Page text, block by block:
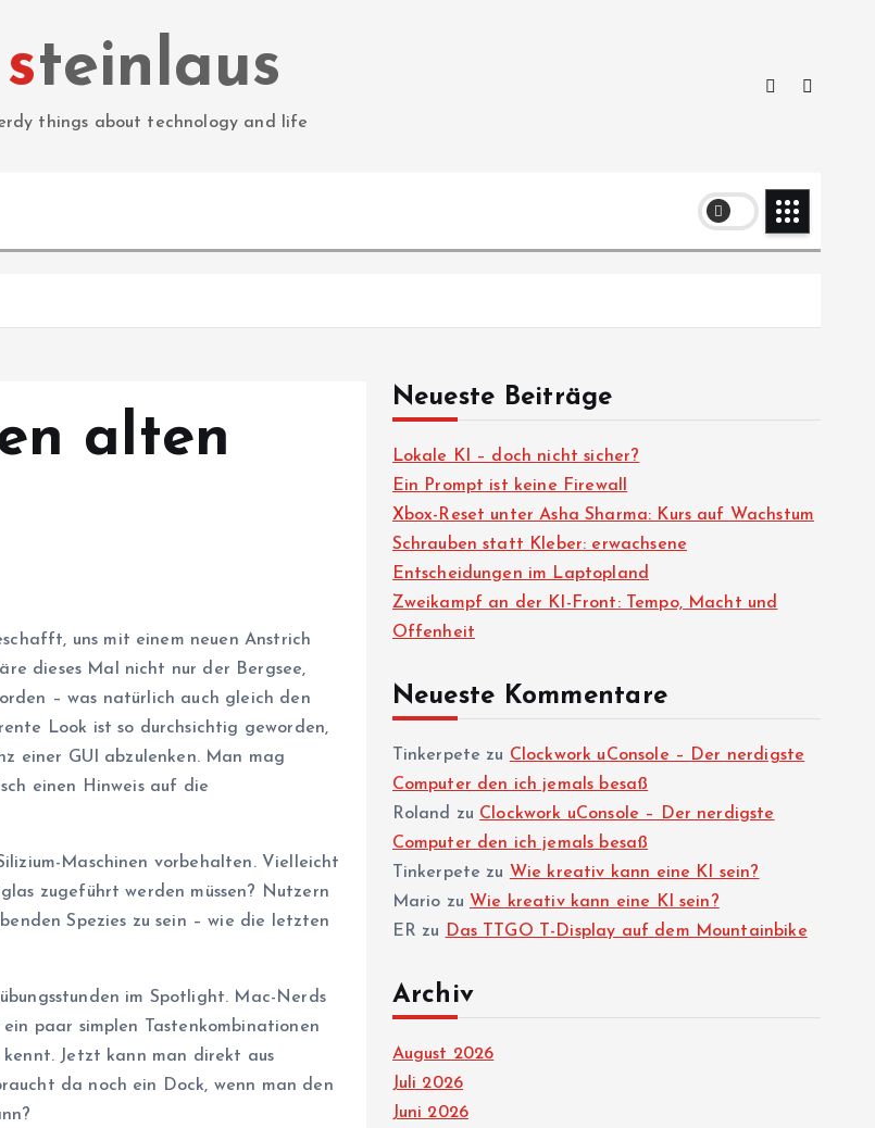
steinlaus
things about technology and life
alten
uns mit einem neuen Anstrich
dieses Mal nicht nur der Bergsee,
– was natürlich auch gleich den
Look ist so durchsichtig geworden,
einer GUI abzulenken. Man mag
einen Hinweis auf die
Maschinen vorbehalten. Vielleicht
zugeführt werden müssen? Nutzern
Spezies zu sein – wie die letzten
im Spotlight. Mac-Nerds
paar simplen Tastenkombinationen
Jetzt kann man direkt aus
da noch ein Dock, wenn man den
Neueste Beiträge
Lokale KI – doch nicht sicher?
Ein Prompt ist keine Firewall
Xbox-Reset unter Asha Sharma: Kurs auf Wachstum
Schrauben statt Kleber: erwachsene
Entscheidungen im Laptopland
Zweikampf an der KI-Front: Tempo, Macht und
Offenheit
Neueste Kommentare
Tinkerpete zu Clockwork uConsole – Der nerdigste
Computer den ich jemals besaß
Roland
zu Clockwork uConsole – Der nerdigste
Computer den ich jemals besaß
Tinkerpete zu Wie kreativ kann eine KI sein?
Mario zu Wie kreativ kann eine KI sein?
ER zu Das TTGO T-Display auf dem Mountainbike
Archiv
August 2026
Juli 2026
Juni 2026